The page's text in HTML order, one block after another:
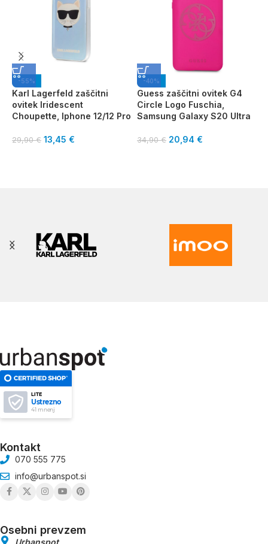
-55%
Karl Lagerfeld zaščitni
ovitek Iridescent
Choupette, Iphone 12/12 Pro
29,90€ 13,45 €
-40%
Guess zaščitni ovitek G4
Circle Logo Fuschia,
Samsung Galaxy S20 Ultra
34,90€ 20,94 €
LITE
Ustrezno
41 mnenj
Kontakt
070 555 775
info@urbanspot.si
Osebni prevzem
Urbanspot